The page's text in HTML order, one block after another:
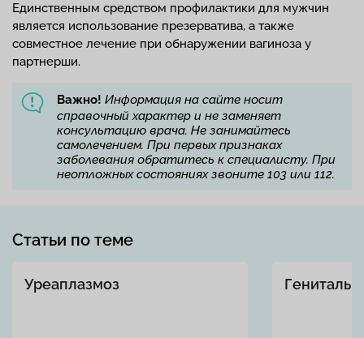
Единственным средством профилактики для мужчин
является использование презерватива, а также
совместное лечение при обнаружении вагиноза у
партнерши.
Важно! Информация на сайте носит
справочный характер и не заменяет
консультацию врача. Не занимайтесь
самолечением. При первых признаках
заболевания обратитесь к специалисту. При
неотложных состояниях звоните 103 или 112.
Статьи по теме
Уреаплазмоз